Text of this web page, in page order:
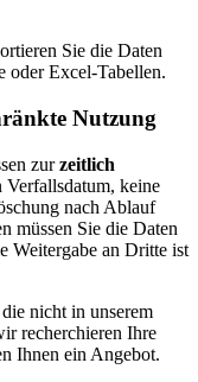
Sie die Daten
Excel-Tabellen.
Nutzung
zur zeitlich
Verfallsdatum, keine
nach Ablauf
müssen Sie die Daten
Weitergabe an Dritte ist
nicht in unserem
recherchieren Ihre
Ihnen ein Angebot.